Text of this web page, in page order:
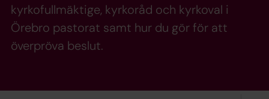
kyrkofullmäktige, kyrkoråd och kyrkoval i
Örebro pastorat samt hur du gör för att
överpröva beslut.